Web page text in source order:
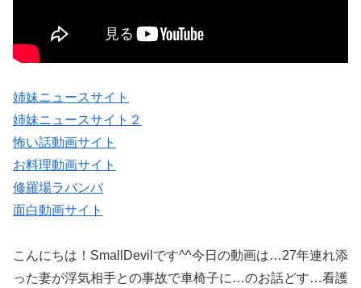
姉妹ニュースサイト
姉妹ニュースサイト２
怖い話動画サイト
お料理動画サイト
修羅場ラバンバ
面白動画サイト
こんにちは！SmallDevilです^^今日の動画は…27年連れ添
った妻が浮気相手との事故で車椅子に…のお話どす…看護